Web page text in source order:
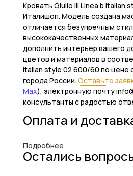
Кровать Giulio iii Linea b
Италишоп. Модель создана
отличается безупречным
высококачественных
дополнить интерьер вашего
цветов и материалов в
Italian style 02 600/60 по цене
города России. Оставьте
Max), электронную почту
консультанты с радостью
Оплата и
Подробнее
Остались